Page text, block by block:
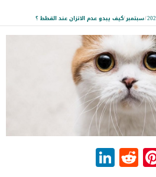
/سبتمبر/كيف يبدو عدم الاتزان عند القطط ؟
Pinterest
Reddit